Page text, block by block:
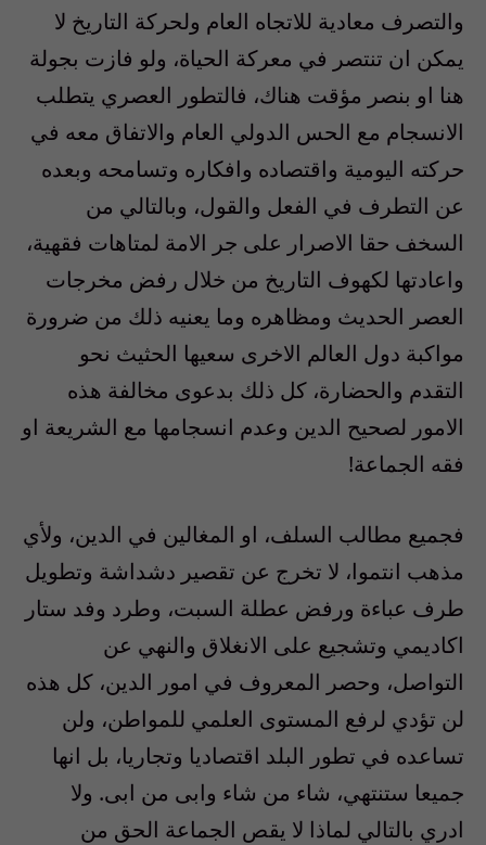
والتصرف معادية للاتجاه العام ولحركة التاريخ لا
يمكن ان تنتصر في معركة الحياة، ولو فازت بجولة
هنا او بنصر مؤقت هناك، فالتطور العصري يتطلب
الانسجام مع الحس الدولي العام والاتفاق معه في
حركته اليومية واقتصاده وافكاره وتسامحه وبعده
عن التطرف في الفعل والقول، وبالتالي من
السخف حقا الاصرار على جر الامة لمتاهات فقهية،
واعادتها لكهوف التاريخ من خلال رفض مخرجات
العصر الحديث ومظاهره وما يعنيه ذلك من ضرورة
مواكبة دول العالم الاخرى سعيها الحثيث نحو
التقدم والحضارة، كل ذلك بدعوى مخالفة هذه
الامور لصحيح الدين وعدم انسجامها مع الشريعة او
فقه الجماعة!
فجميع مطالب السلف، او المغالين في الدين، ولأي
مذهب انتموا، لا تخرج عن تقصير دشداشة وتطويل
طرف عباءة ورفض عطلة السبت، وطرد وفد ستار
اكاديمي وتشجيع على الانغلاق والنهي عن
التواصل، وحصر المعروف في امور الدين، كل هذه
لن تؤدي لرفع المستوى العلمي للمواطن، ولن
تساعده في تطور البلد اقتصاديا وتجاريا، بل انها
جميعا ستنتهي، شاء من شاء وابى من ابى. ولا
ادري بالتالي لماذا لا يقص الجماعة الحق من